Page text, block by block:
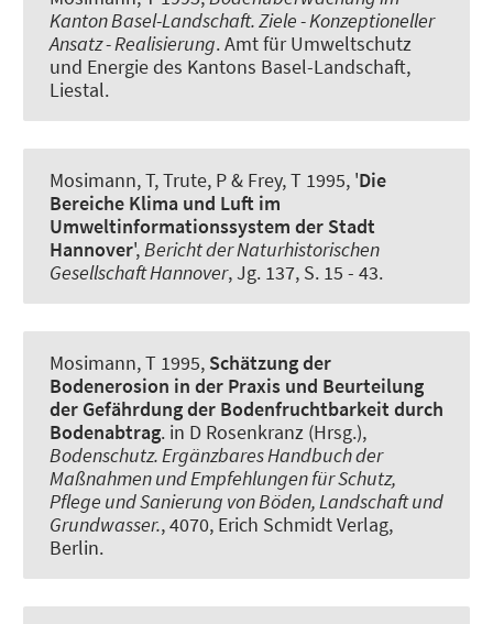
Kanton Basel-Landschaft. Ziele - Konzeptioneller
Ansatz - Realisierung. Amt für Umweltschutz
und Energie des Kantons Basel-Landschaft,
Liestal.
Mosimann, T, Trute, P & Frey, T 1995, 'Die
Bereiche Klima und Luft im
Umweltinformationssystem der Stadt
Hannover',Bericht der Naturhistorischen
Gesellschaft Hannover, Jg. 137, S. 15 - 43.
Mosimann, T 1995, Schätzung der
Bodenerosion in der Praxis und Beurteilung
der Gefährdung der Bodenfruchtbarkeit durch
Bodenabtrag. in D Rosenkranz (Hrsg.),
Bodenschutz. Ergänzbares Handbuch der
Maßnahmen und Empfehlungen für Schutz,
Pflege und Sanierung von Böden, Landschaft und
Grundwasser., 4070, Erich Schmidt Verlag,
Berlin.